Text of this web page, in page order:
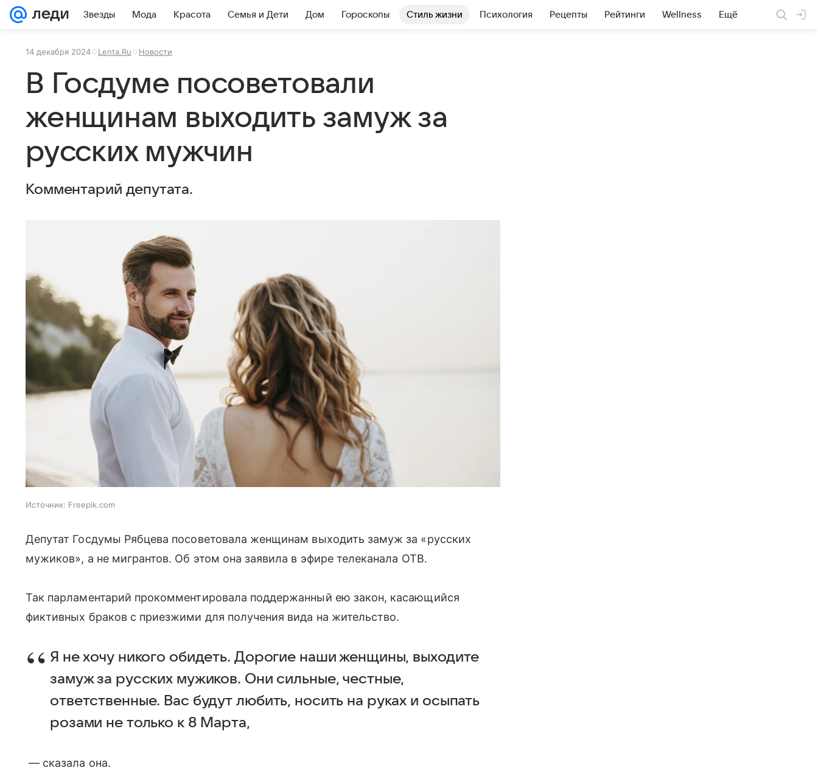
Звезды Мода Красота Семья и Дети Дом Гороскопы Стиль жизни Психология Рецепты Рейтинги Wellness Ещё
14 декабря 2024 Lenta.Ru Новости
В Госдуме посоветовали
женщинам выходить замуж за
русских мужчин
Комментарий депутата.
Источник: Freepik.com
Депутат Госдумы Рябцева посоветовала женщинам выходить замуж за «русских
мужиков», а не мигрантов. Об этом она заявила в эфире телеканала ОТВ.
Так парламентарий прокомментировала поддержанный ею закон, касающийся
фиктивных браков с приезжими для получения вида на жительство.
Я не хочу никого обидеть. Дорогие наши женщины, выходите
замуж за русских мужиков. Они сильные, честные,
ответственные. Вас будут любить, носить на руках и осыпать
розами не только к 8 Марта,
— сказала она.